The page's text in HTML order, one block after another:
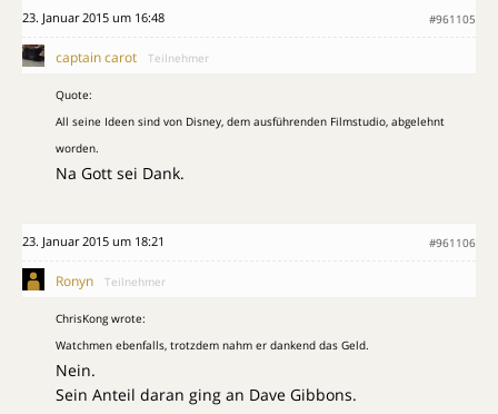
23. Januar 2015 um 16:48 #961105
captain carot Teilnehmer
Quote:
All seine Ideen sind von Disney, dem ausführenden Filmstudio, abgelehnt
worden.
Na Gott sei Dank.
23. Januar 2015 um 18:21 #961106
Ronyn Teilnehmer
ChrisKong wrote:
Watchmen ebenfalls, trotzdem nahm er dankend das Geld.
Nein.
Sein Anteil daran ging an Dave Gibbons.